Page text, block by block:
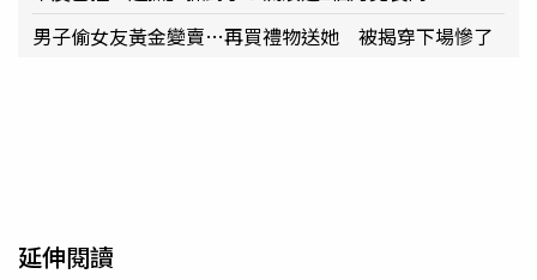
男子偷女友黃金變賣…再買禮物送她 被揭穿下場慘了
延伸閱讀